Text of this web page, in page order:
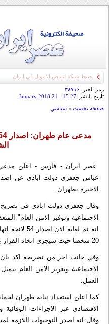
ضبط شبكة لتبييض الاموال في ايران
رمز الخبر: ۳۸۷۱۶
تأريخ النشر: 15:27
- 21 January 2018
صفحه نخست » سياسي
عصر ايران - فارس - اعلن مدعي
الاخیرة بطهران.
وقال جعفري دولت آبادي في تصریح
الاجتماعیة وتوفیر الامن العام"
انه تم لغایة
20 شخصا حیث سیجري اتخاذ القرار بشانهم خلال الاسبوع الجاري.
وفي جانب اخر من تصریحه اكد
الاجتماعیة وتعزیز الامن العام
العمل.
كما اعلن استعداد نیابة طهران
الاقتصادي عبر الاجراءات الوقائیة
وقال انه اصدر التوجیهات اللازمة